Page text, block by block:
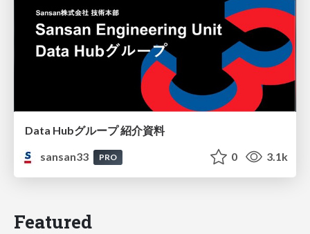
Data Hubグループ 紹介資料
sansan33
PRO 0 3.1k
Featured